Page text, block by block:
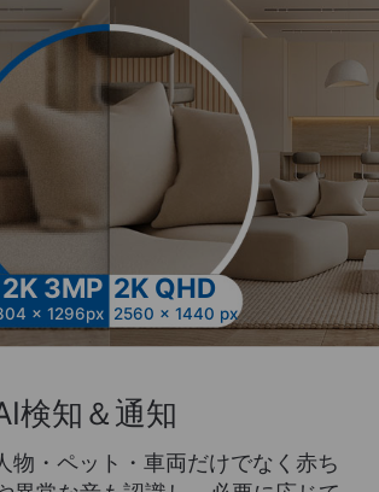
2K 3MP
x 1296px
2K QHD
2560 x 1440 px
検知＆通知
物・ペット・車両だけでなく赤ち